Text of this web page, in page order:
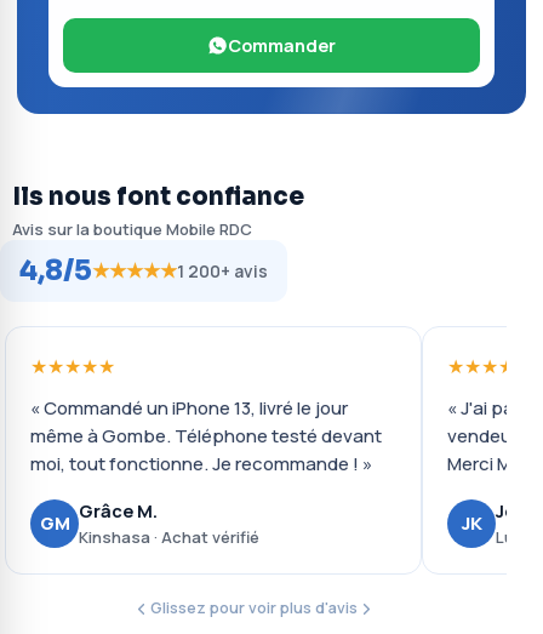
Commander
Ils nous font confiance
Avis sur la boutique Mobile RDC
4,8/5★★★★★1 200+ avis
★★★★★
« Commandé un iPhone 13, livré le jour
même à Gombe. Téléphone testé devant
moi, tout fonctionne. Je recommande ! »
GM Grâce M.
Kinshasa · Achat vérifié
★★★★★
« J'ai payé
vendeur
Merci
JK
Glissez pour voir plus d'avis